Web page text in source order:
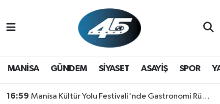
MANİSA GÜNDEM SİYASET ASAYİŞ SPOR
16:59 Manisa Kültür Yolu Festivali'nde Gastronomi Rüzgarı: Lezzetin Yıldızı "Manisa Kebabı" Oldu!
GÜNDEM
Hava Durumu
Trafik Durumu